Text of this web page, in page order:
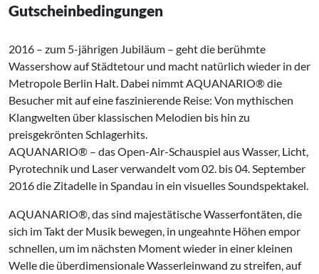
Gutscheinbedingungen
2016 – zum 5-jährigen Jubiläum – geht die berühmte
Wassershow auf Städtetour und macht natürlich wieder in der
Metropole Berlin Halt. Dabei nimmt AQUANARIO® die
Besucher mit auf eine faszinierende Reise: Von mythischen
Klangwelten über klassischen Melodien bis hin zu
preisgekrönten Schlagerhits.
AQUANARIO® – das Open-Air-Schauspiel aus Wasser, Licht,
Pyrotechnik und Laser verwandelt vom 02. bis 04. September
2016 die Zitadelle in Spandau in ein visuelles Soundspektakel.
AQUANARIO®, das sind majestätische Wasserfontäten, die
sich im Takt der Musik bewegen, in ungeahnte Höhen empor
schnellen, um im nächsten Moment wieder in einer kleinen
Welle die überdimensionale Wasserleinwand zu streifen, auf